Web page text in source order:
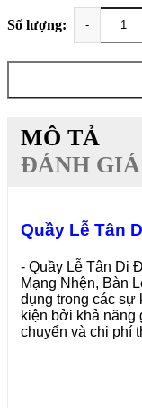
Số lượng: -
MÔ TẢ
ĐÁNH GIÁ
Quầy Lễ Tân
- Quầy Lễ Tân Di
Mạng Nhện, Bàn
dụng trong các sự
kiện bởi khả năng
chuyển và chi phí